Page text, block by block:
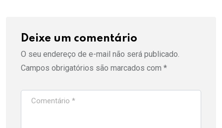
Deixe um comentário
O seu endereço de e-mail não será publicado.
Campos obrigatórios são marcados com *